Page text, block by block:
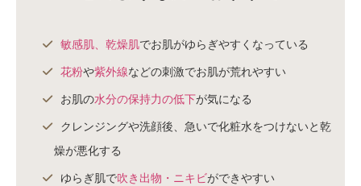
敏感肌、乾燥肌でお肌がゆらぎやすくなっている
花粉や紫外線などの刺激でお肌が荒れやすい
お肌の水分の保持力の低下が気になる
クレンジングや洗顔後、急いで化粧水をつけないと乾
燥が悪化する
ゆらぎ肌で吹き出物・ニキビができやすい